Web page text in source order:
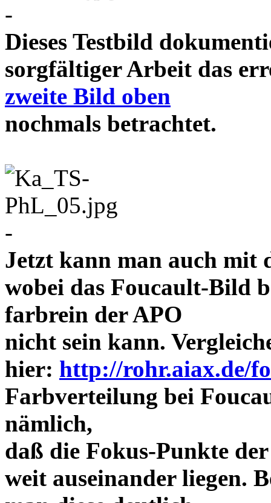
-
Dieses Testbild
sorgfältiger Arbeit das
zweite Bild oben
nochmals
-
Jetzt kann man auch mit
wobei das Foucault-Bild
farbrein der APO
nicht sein kann.
hier: http://rohr.aiax.de/
Farbverteilung bei
nämlich,
daß die Fokus-Punkte
weit auseinander liegen.